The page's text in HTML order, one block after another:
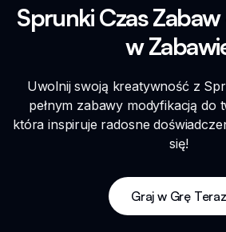
Sprunki Czas
w
Uwolnij swoją kreatywność z
pełnym zabawy modyfikacją do
która inspiruje radosne
się!
Graj w Grę Teraz